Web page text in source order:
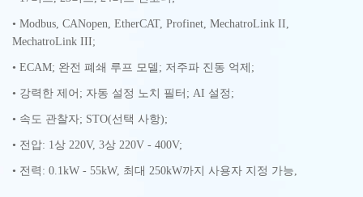
• Modbus, CANopen, EtherCAT, Profinet, MechatroLink II,
MechatroLink III;
• ECAM; 완전 폐쇄 루프 모델; 저주파 진동 억제;
• 강력한 제어; 자동 설정 노치 필터; AI 설정;
• 속도 관찰자; STO(선택 사항);
• 전압: 1상 220V, 3상 220V - 400V;
• 전력: 0.1kW - 55kW, 최대 250kW까지 사용자 지정 가능,